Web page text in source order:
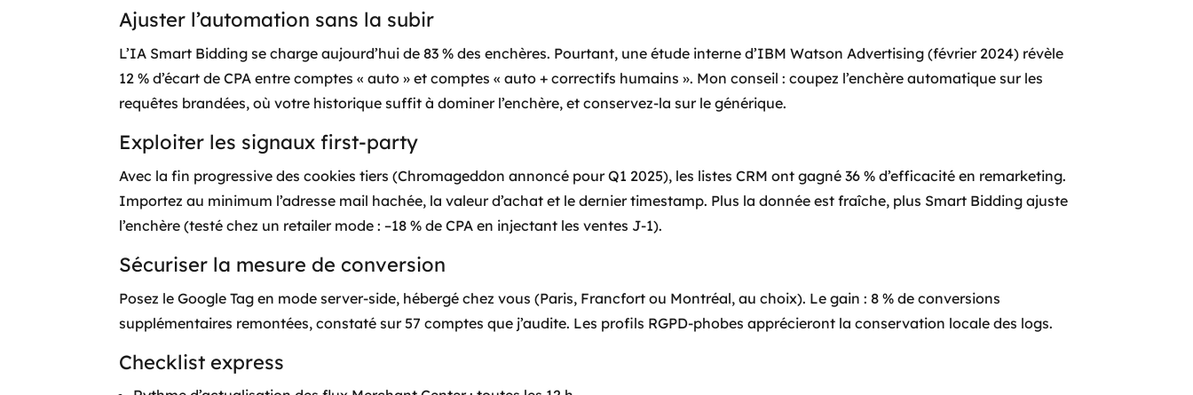
Ajuster l’automation sans la subir
L’IA Smart Bidding se charge aujourd’hui de 83 % des enchères. Pourtant, une étude interne d’IBM Watson Advertising (février 2024) révèle
12 % d’écart de CPA entre comptes « auto » et comptes « auto + correctifs humains ». Mon conseil : coupez l’enchère automatique sur les
requêtes brandées, où votre historique suffit à dominer l’enchère, et conservez-la sur le générique.
Exploiter les signaux first-party
Avec la fin progressive des cookies tiers (Chromageddon annoncé pour Q1 2025), les listes CRM ont gagné 36 % d’efficacité en remarketing.
Importez au minimum l’adresse mail hachée, la valeur d’achat et le dernier timestamp. Plus la donnée est fraîche, plus Smart Bidding ajuste
l’enchère (testé chez un retailer mode : –18 % de CPA en injectant les ventes J-1).
Sécuriser la mesure de conversion
Posez le Google Tag en mode server-side, hébergé chez vous (Paris, Francfort ou Montréal, au choix). Le gain : 8 % de conversions
supplémentaires remontées, constaté sur 57 comptes que j’audite. Les profils RGPD-phobes apprécieront la conservation locale des logs.
Checklist express